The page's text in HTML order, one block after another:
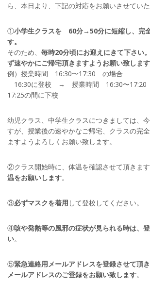
ら、本日より、下記の対応をお願いさせていた
①小学生クラスを 60分→50分に短縮し、完
す。
そのため、 毎時20分頃にお迎えにきて下さい
ず速やかにご帰宅頂きますようお願い致します
例）授業時間 16:30〜17:30 の場合
16:30に登校 → 授業時間 16:30〜
17:25の間に下校
幼児クラス、中学生クラスにつきましては、
すが、授業後の速やかなご帰宅、クラスの完
ますようよろしくお願い致します。
②クラス開始時に、体温を確認させて頂きます
温をお願いします。
③必ずマスクを着用 して登校してください。
④咳や発熱等の風邪の症状が見られる時は、
い。
⑤緊急連絡用メールアドレスを登録させて頂き
メールアドレスのご登録をお願い致します。